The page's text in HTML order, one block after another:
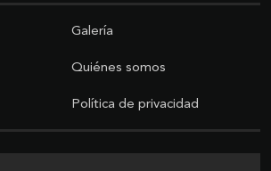
Galería
Quiénes somos
Política de privacidad